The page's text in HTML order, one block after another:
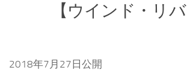
【ウインド・リバ
2018年7月27日公開